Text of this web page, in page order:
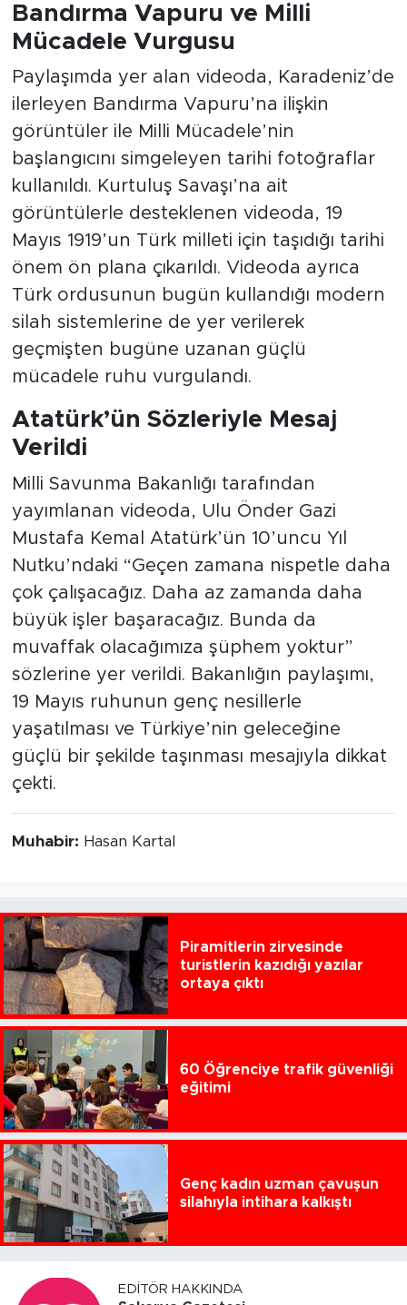
Bandırma Vapuru ve Milli
Mücadele Vurgusu
Paylaşımda yer alan videoda, Karadeniz’de
ilerleyen Bandırma Vapuru’na ilişkin
görüntüler ile Milli Mücadele’nin
başlangıcını simgeleyen tarihi fotoğraflar
kullanıldı. Kurtuluş Savaşı’na ait
görüntülerle desteklenen videoda, 19
Mayıs 1919’un Türk milleti için taşıdığı tarihi
önem ön plana çıkarıldı. Videoda ayrıca
Türk ordusunun bugün kullandığı modern
silah sistemlerine de yer verilerek
geçmişten bugüne uzanan güçlü
mücadele ruhu vurgulandı.
Atatürk’ün Sözleriyle Mesaj
Verildi
Milli Savunma Bakanlığı tarafından
yayımlanan videoda, Ulu Önder Gazi
Mustafa Kemal Atatürk’ün 10’uncu Yıl
Nutku’ndaki “Geçen zamana nispetle daha
çok çalışacağız. Daha az zamanda daha
büyük işler başaracağız. Bunda da
muvaffak olacağımıza şüphem yoktur”
sözlerine yer verildi. Bakanlığın paylaşımı,
19 Mayıs ruhunun genç nesillerle
yaşatılması ve Türkiye’nin geleceğine
güçlü bir şekilde taşınması mesajıyla dikkat
çekti.
Muhabir: Hasan Kartal
Piramitlerin zirvesinde
turistlerin kazıdığı yazılar
ortaya çıktı
60 Öğrenciye trafik güvenliği
eğitimi
Genç kadın uzman çavuşun
silahıyla intihara kalkıştı
EDITÖR HAKKINDA